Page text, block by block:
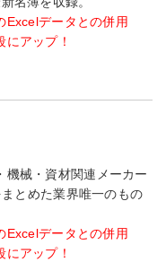
Excelデータとの併用
にアップ！
機械・資材関連メーカー
とめた業界唯一のもの
Excelデータとの併用
にアップ！